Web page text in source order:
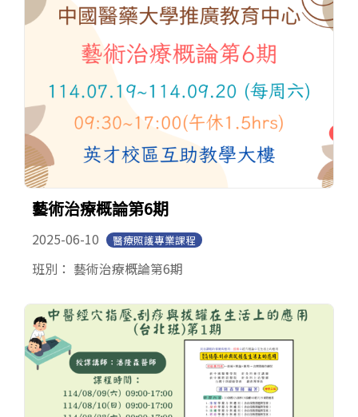
藝術治療概論第6期
2025-06-10 醫療照護專業課程
班別： 藝術治療概論第6期